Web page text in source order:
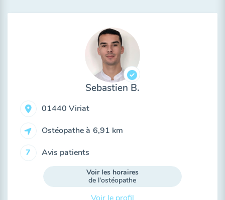
Sebastien B.
01440 Viriat
Ostéopathe à 6,91 km
7 Avis patients
Voir les horaires
de l'ostéopathe